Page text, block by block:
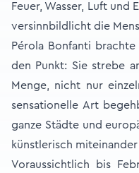
Feuer, Wasser, Luft und
versinnbildlicht die
Pérola Bonfanti
den Punkt: Sie strebe
Menge, nicht nur
sensationelle Art
ganze Städte und
künstlerisch
Voraussichtlich bis